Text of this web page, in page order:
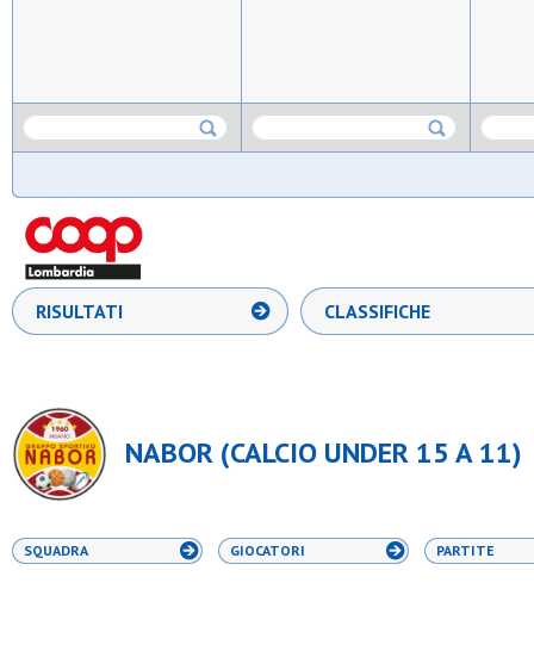
RISULTATI CLASSIFICHE
NABOR (CALCIO UNDER 15 A 11)
SQUADRA GIOCATORI PARTITE